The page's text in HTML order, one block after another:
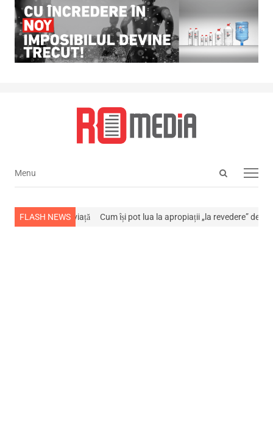
Open
Menu
Menu
FLASH NEWS
a stins din viață Cum își pot lua la apropiații „la revedere” de la…